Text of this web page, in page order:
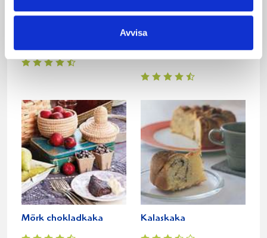
Avvisa
svartvinbärssås
Mörk chokladkaka Kalaskaka